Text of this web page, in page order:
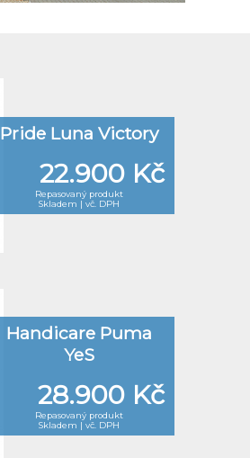
Pride Luna Victory
22.900 Kč
Repasovaný produkt
Skladem | vč. DPH
Handicare Puma
YeS
28.900 Kč
Repasovaný produkt
Skladem | vč. DPH